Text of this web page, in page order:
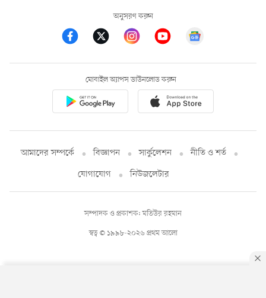
অনুসরণ করুন
মোবাইল অ্যাপস ডাউনলোড করুন
আমাদের সম্পর্কে বিজ্ঞাপন সার্কুলেশন
নীতি ও শর্ত
যোগাযোগ
নিউজলেটার
স্বত্ব © ১৯৯৮-২০২৬ প্রথম আলো
সম্পাদক ও প্রকাশক: মতিউর রহমান